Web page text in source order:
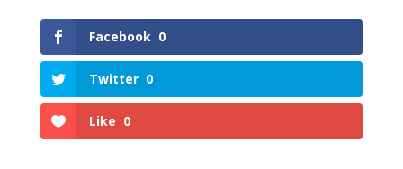
Facebook 0
Twitter 0
Like 0